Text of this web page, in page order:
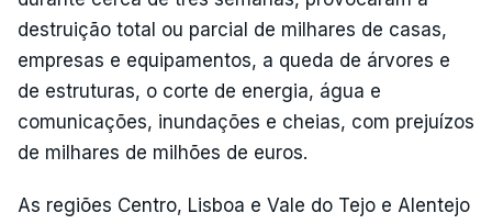
destruição total ou parcial de milhares de casas,
empresas e equipamentos, a queda de árvores e
de estruturas, o corte de energia, água e
comunicações, inundações e cheias, com prejuízos
de milhares de milhões de euros.
As regiões Centro, Lisboa e Vale do Tejo e Alentejo